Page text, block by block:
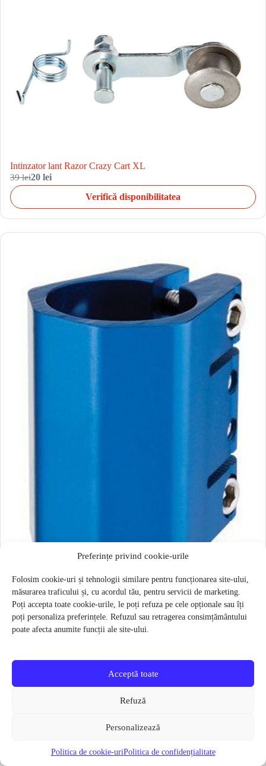
Preferințe privind cookie-urile
Folosim cookie-uri și tehnologii similare pentru funcționarea site-ului,
măsurarea traficului și, cu acordul tău, pentru servicii de marketing.
Poți accepta toate cookie-urile, le poți refuza pe cele opționale sau îți
poți personaliza preferințele. Refuzul sau retragerea consimțământului
poate afecta anumite funcții ale site-ului.
Acceptă toate
Refuză
Personalizează
Politica de cookie-uriPolitica de confidențialitate
Intinzator lant Razor Crazy Cart XL
39 lei20 lei
Verifică disponibilitatea
Kit colier de strangere freestyle 35 mm Razor Phase Two Quad
Albastra
40 lei23 lei